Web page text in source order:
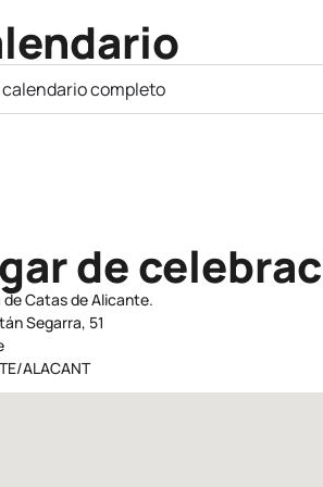
calendario completo
de
de Catas de Alicante.
Segarra, 51
ALACANT